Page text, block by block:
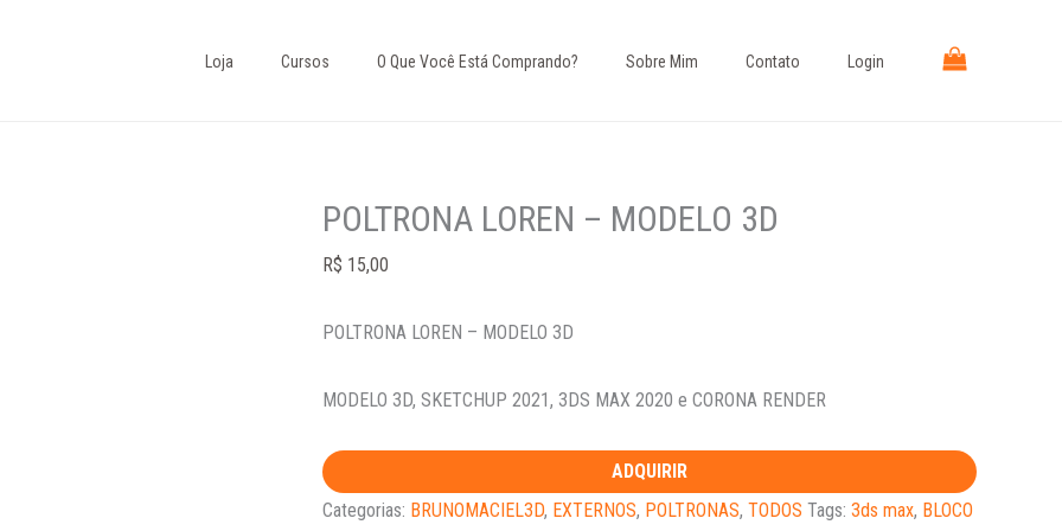
Loja Cursos O Que Você Está Comprando?​ Sobre Mim Contato Login
POLTRONA LOREN – MODELO 3D
R$ 15,00
POLTRONA LOREN – MODELO 3D
MODELO 3D, SKETCHUP 2021, 3DS MAX 2020 e CORONA RENDER
ADQUIRIR
Categorias: BRUNOMACIEL3D, EXTERNOS, POLTRONAS, TODOS Tags: 3ds max, BLOCO